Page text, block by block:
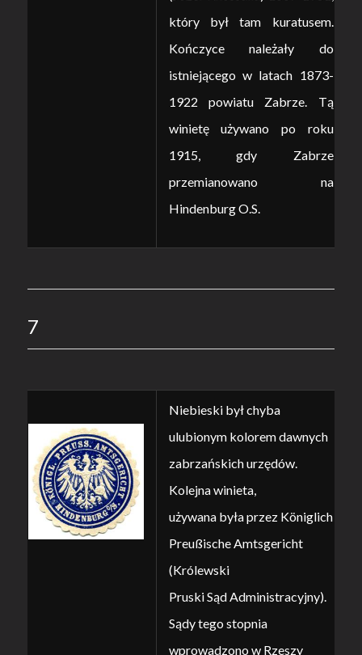
który był tam kuratusem.
Kończyce należały do
istniejącego w latach 1873-
1922 powiatu Zabrze. Tą
winietę używano po roku
1915, gdy Zabrze
przemianowano na
Hindenburg O.S.
7
Niebieski był chyba
ulubionym kolorem dawnych
zabrzańskich urzędów.
Kolejna winieta,
używana była przez Königlich
Preußische Amtsgericht
(Królewski
Pruski Sąd Administracyjny).
Sądy tego stopnia
wprowadzono w Rzeszy